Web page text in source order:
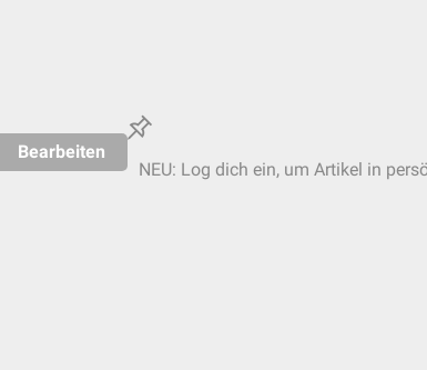
Bearbeiten
NEU: Log dich ein, um Artikel in